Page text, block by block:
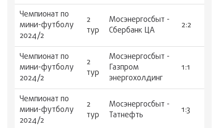
Чемпионат по
мини-футболу
2024/2
2
тур
Мосэнергосбыт -
Сбербанк ЦА
2:2
Чемпионат по
мини-футболу
2024/2
2
тур
Мосэнергосбыт -
Газпром
энергохолдинг
1:1
Чемпионат по
мини-футболу
2024/2
2
тур
Мосэнергосбыт -
Татнефть
1:3